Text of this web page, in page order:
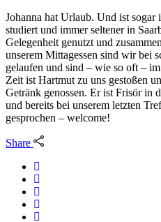
Johanna hat Urlaub. Und ist
studiert und immer seltener in
Gelegenheit genutzt und
unserem Mittagessen sind wir bei
gelaufen und sind – wie so oft –
Zeit ist Hartmut zu uns gestoßen
Getränk genossen. Er ist Frisör in
und bereits bei unserem letzten
gesprochen – welcome!
Share